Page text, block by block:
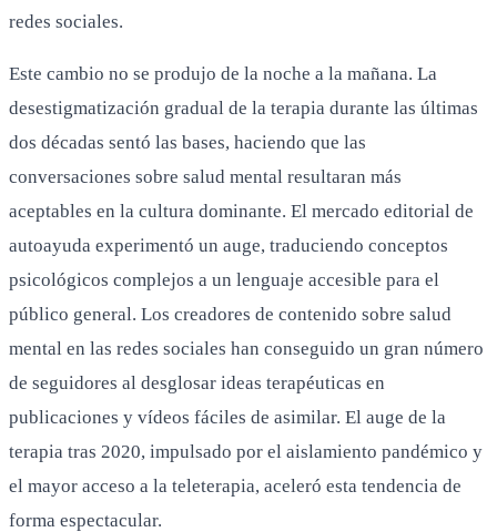
redes sociales.
Este cambio no se produjo de la noche a la mañana. La
desestigmatización gradual de la terapia durante las últimas
dos décadas sentó las bases, haciendo que las
conversaciones sobre salud mental resultaran más
aceptables en la cultura dominante. El mercado editorial de
autoayuda experimentó un auge, traduciendo conceptos
psicológicos complejos a un lenguaje accesible para el
público general. Los creadores de contenido sobre salud
mental en las redes sociales han conseguido un gran número
de seguidores al desglosar ideas terapéuticas en
publicaciones y vídeos fáciles de asimilar. El auge de la
terapia tras 2020, impulsado por el aislamiento pandémico y
el mayor acceso a la teleterapia, aceleró esta tendencia de
forma espectacular.